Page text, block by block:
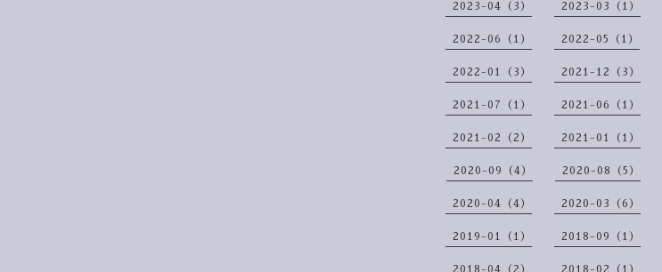
2023-04（3） 2023-03（1）
2022-06（1） 2022-05（1）
2022-01（3） 2021-12（3）
2021-07（1） 2021-06（1）
2021-02（2） 2021-01（1）
2020-09（4） 2020-08（5）
2020-04（4） 2020-03（6）
2019-01（1） 2018-09（1）
2018-04（2） 2018-02（1）